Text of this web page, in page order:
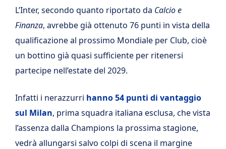
L’Inter, secondo quanto riportato da Calcio e
Finanza, avrebbe già ottenuto 76 punti in vista della
qualificazione al prossimo Mondiale per Club, cioè
un bottino già quasi sufficiente per ritenersi
partecipe nell’estate del 2029.
Infatti i nerazzurri hanno 54 punti di vantaggio
sul Milan, prima squadra italiana esclusa, che vista
l’assenza dalla Champions la prossima stagione,
vedrà allungarsi salvo colpi di scena il margine